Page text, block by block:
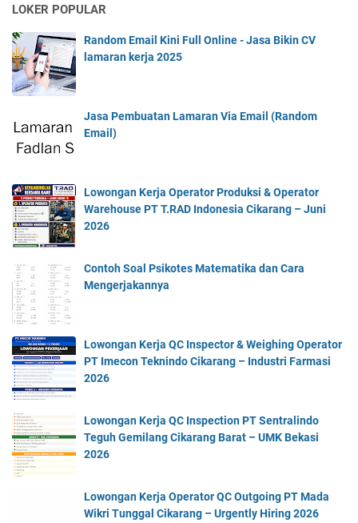
LOKER POPULAR
Random Email Kini Full Online - Jasa Bikin CV
lamaran kerja 2025
Jasa Pembuatan Lamaran Via Email (Random
Email)
Lowongan Kerja Operator Produksi & Operator
Warehouse PT T.RAD Indonesia Cikarang – Juni
2026
Contoh Soal Psikotes Matematika dan Cara
Mengerjakannya
Lowongan Kerja QC Inspector & Weighing Operator
PT Imecon Teknindo Cikarang – Industri Farmasi
2026
Lowongan Kerja QC Inspection PT Sentralindo
Teguh Gemilang Cikarang Barat – UMK Bekasi
2026
Lowongan Kerja Operator QC Outgoing PT Mada
Wikri Tunggal Cikarang – Urgently Hiring 2026